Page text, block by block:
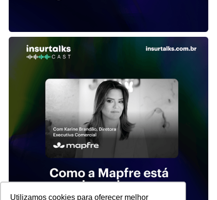
Utilizamos cookies para oferecer melhor